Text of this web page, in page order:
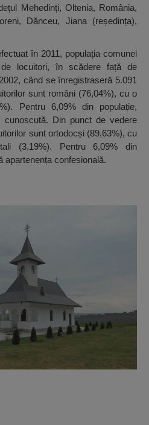
Mehedinți, Oltenia, România,
Dănceu, Jiana (reședința),
în 2011, populația comunei
locuitori, în scădere față de
când se înregistraseră 5.091
sunt români (76,04%), cu o
Pentru 6,09% din populație,
cunoscută. Din punct de vedere
sunt ortodocși (89,63%), cu
(3,19%). Pentru 6,09% din
apartenența confesională.